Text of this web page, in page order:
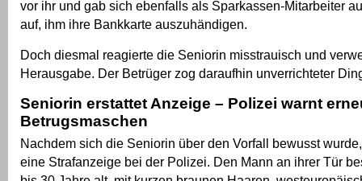
vor ihr und gab sich ebenfalls als Sparkassen-Mitarbeiter
auf, ihm ihre Bankkarte auszuhändigen.
Doch diesmal reagierte die Seniorin misstrauisch und
Herausgabe. Der Betrüger zog daraufhin unverrichteter
Seniorin erstattet Anzeige – Polizei warnt
Betrugsmaschen
Nachdem sich die Seniorin über den Vorfall bewusst
eine Strafanzeige bei der Polizei. Den Mann an ihrer Tür